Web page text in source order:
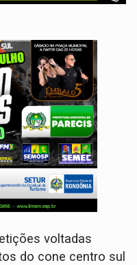
voltadas
do cone centro sul